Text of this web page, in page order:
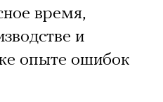
время,
и
опыте ошибок